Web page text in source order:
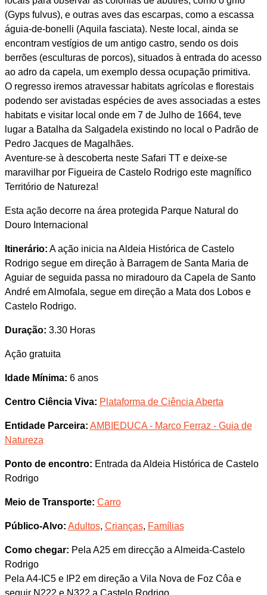
(Gyps fulvus), e outras aves das escarpas, como a escassa
águia-de-bonelli (Aquila fasciata). Neste local, ainda se
encontram vestígios de um antigo castro, sendo os dois
berrões (esculturas de porcos), situados à entrada do acesso
ao adro da capela, um exemplo dessa ocupação primitiva.
O regresso iremos atravessar habitats agrícolas e florestais
podendo ser avistadas espécies de aves associadas a estes
habitats e visitar local onde em 7 de Julho de 1664, teve
lugar a Batalha da Salgadela existindo no local o Padrão de
Pedro Jacques de Magalhães.
Aventure-se à descoberta neste Safari TT e deixe-se
maravilhar por Figueira de Castelo Rodrigo este magnífico
Território de Natureza!
Esta ação decorre na área protegida Parque Natural do
Douro Internacional
Itinerário: A ação inicia na Aldeia Histórica de Castelo
Rodrigo segue em direção à Barragem de Santa Maria de
Aguiar de seguida passa no miradouro da Capela de Santo
André em Almofala, segue em direção a Mata dos Lobos e
Castelo Rodrigo.
Duração: 3.30 Horas
Ação gratuita
Idade Mínima: 6 anos
Centro Ciência Viva: Plataforma de Ciência Aberta
Entidade Parceira: AMBIEDUCA - Marco Ferraz - Guia de
Natureza
Ponto de encontro: Entrada da Aldeia Histórica de Castelo
Rodrigo
Meio de Transporte: Carro
Público-Alvo: Adultos, Crianças, Famílias
Como chegar: Pela A25 em direcção a Almeida-Castelo
Rodrigo
Pela A4-IC5 e IP2 em direção a Vila Nova de Foz Côa e
seguir N222 e N322 a Castelo Rodrigo